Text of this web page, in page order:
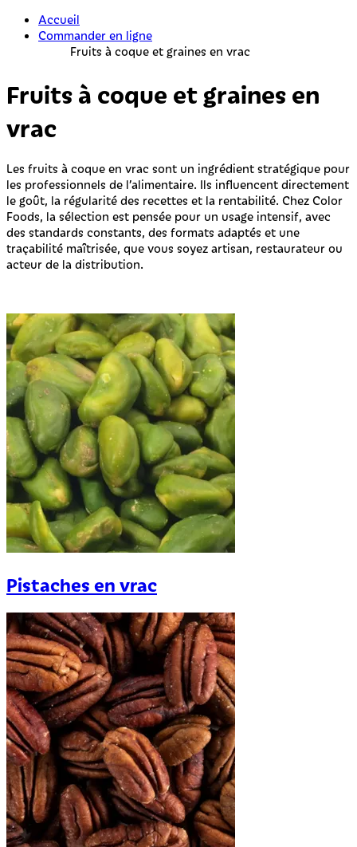
Accueil
Commander en ligne
Fruits à coque et graines en vrac
Fruits à coque et graines en
vrac
Les fruits à coque en vrac sont un ingrédient stratégique pour
les professionnels de l’alimentaire. Ils influencent directement
le goût, la régularité des recettes et la rentabilité. Chez Color
Foods, la sélection est pensée pour un usage intensif, avec
des standards constants, des formats adaptés et une
traçabilité maîtrisée, que vous soyez artisan, restaurateur ou
acteur de la distribution.
Pistaches en vrac